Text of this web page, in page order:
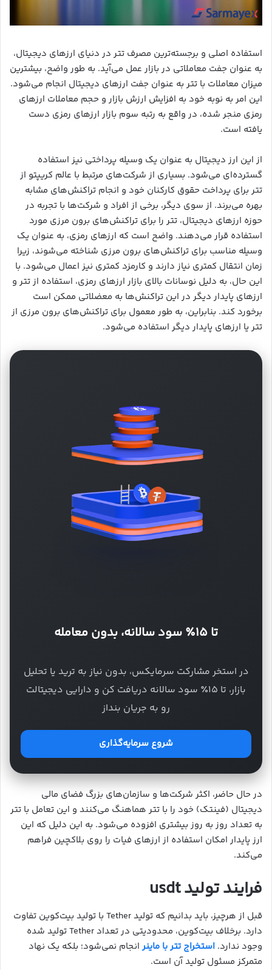
استفاده اصلی و برجسته‌ترین مصرف تتر در دنیای ارزهای دیجیتال،
به عنوان جفت معاملاتی در بازار عمل می‌آید. به طور واضح، بیشترین
میزان معاملات با تتر به عنوان جفت ارزهای دیجیتال انجام می‌شود.
این امر به نوبه خود به افزایش ارزش بازار و حجم معاملات ارزهای
رمزی منجر شده، در واقع به رتبه سوم بازار ارزهای رمزی دست
یافته است.
از این ارز دیجیتال به عنوان یک وسیله پرداختی نیز استفاده
گسترده‌ای می‌شود. بسیاری از شرکت‌های مرتبط با عالم کریپتو از
تتر برای پرداخت حقوق کارکنان خود و انجام تراکنش‌های مشابه
بهره می‌برند. از سوی دیگر، برخی از افراد و شرکت‌ها با تجربه در
حوزه ارزهای دیجیتال، تتر را برای تراکنش‌های برون مرزی مورد
استفاده قرار می‌دهند. واضح است که ارزهای رمزی، به عنوان یک
وسیله مناسب برای تراکنش‌های برون مرزی شناخته می‌شوند، زیرا
زمان انتقال کمتری نیاز دارند و کارمزد کمتری نیز اعمال می‌شود. با
این حال، به دلیل نوسانات بالای بازار ارزهای رمزی، استفاده از تتر و
ارزهای پایدار دیگر در این تراکنش‌ها به معضلاتی ممکن است
برخورد کند. بنابراین، به طور معمول برای تراکنش‌های برون مرزی از
تتر یا ارزهای پایدار دیگر استفاده می‌شود.
تا ۱۵٪ سود سالانه، بدون معامله
در استخر مشارکت سرمایکس، بدون نیاز به ترید یا تحلیل
بازار، تا ۱۵٪ سود سالانه دریافت کن و دارایی دیجیتالت
رو به جریان بنداز
شروع سرمایه‌گذاری
در حال حاضر، اکثر شرکت‌ها و سازمان‌های بزرگ فضای مالی
دیجیتال (فینتک) خود را با تتر هماهنگ می‌کنند و این تعامل با تتر
به تعداد روز به روز بیشتری افزوده می‌شود. به این دلیل که این
ارز پایدار امکان استفاده از ارزهای فیات را روی بلاکچین فراهم
می‌کند.
فرایند تولید usdt
قبل از هرچیز، باید بدانیم که تولید Tether با تولید بیت‌کوین تفاوت
دارد. برخلاف بیت‌کوین، محدودیتی در تعداد Tether تولید شده
وجود ندارد. استخراج تتر با ماینرانجام نمی‌شود؛ بلکه یک نهاد
متمرکز مسئول تولید آن است.